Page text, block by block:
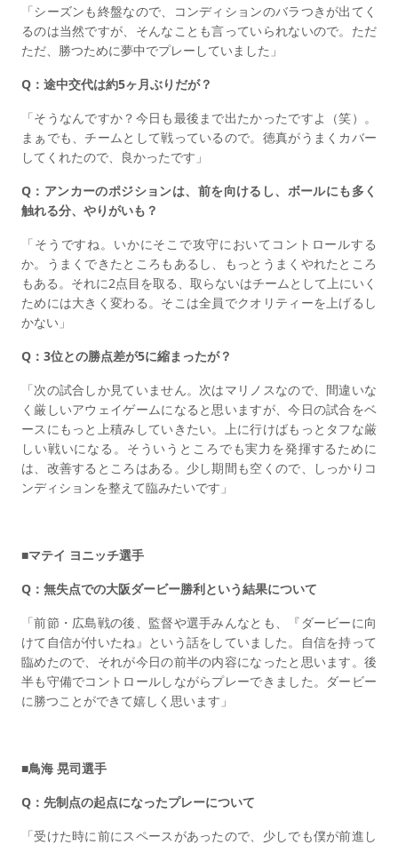
「シーズンも終盤なので、コンディションのバラつきが出てく
るのは当然ですが、そんなことも言っていられないので。ただ
ただ、勝つために夢中でプレーしていました」
Q：途中交代は約5ヶ月ぶりだが？
「そうなんですか？今日も最後まで出たかったですよ（笑）。
まぁでも、チームとして戦っているので。徳真がうまくカバー
してくれたので、良かったです」
Q：アンカーのポジションは、前を向けるし、ボールにも多く
触れる分、やりがいも？
「そうですね。いかにそこで攻守においてコントロールする
か。うまくできたところもあるし、もっとうまくやれたところ
もある。それに2点目を取る、取らないはチームとして上にいく
ためには大きく変わる。そこは全員でクオリティーを上げるし
かない」
Q：3位との勝点差が5に縮まったが？
「次の試合しか見ていません。次はマリノスなので、間違いな
く厳しいアウェイゲームになると思いますが、今日の試合をベ
ースにもっと上積みしていきたい。上に行けばもっとタフな厳
しい戦いになる。そういうところでも実力を発揮するために
は、改善するところはある。少し期間も空くので、しっかりコ
ンディションを整えて臨みたいです」
■マテイ ヨニッチ選手
Q：無失点での大阪ダービー勝利という結果について
「前節・広島戦の後、監督や選手みんなとも、『ダービーに向
けて自信が付いたね』という話をしていました。自信を持って
臨めたので、それが今日の前半の内容になったと思います。後
半も守備でコントロールしながらプレーできました。ダービー
に勝つことができて嬉しく思います」
■鳥海 晃司選手
Q：先制点の起点になったプレーについて
「受けた時に前にスペースがあったので、少しでも僕が前進し